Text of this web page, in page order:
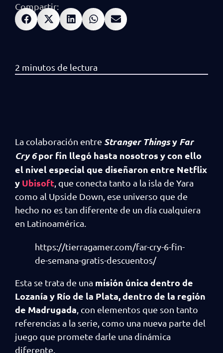
Compartir:
La colaboración entre Stranger Thingsy Far
Cry 6por fin llegó hasta nosotros y con ello
el nivel especial que diseñaron entre Netflix
y Ubisoft , que conecta tanto a la isla de Yara
como al Upside Down, ese universo que de
hecho no es tan diferente de un día cualquiera
en Latinoamérica.
https://tierragamer.com/far-cry-6-fin-
de-semana-gratis-descuentos/
Esta se trata de una misión única dentro de
Lozanía y Río de la Plata, dentro de la región
de Madrugada , con elementos que son tanto
referencias a la serie, como una nueva parte del
juego que promete darle una dinámica
diferente.